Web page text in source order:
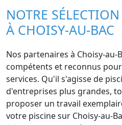
NOTRE
À CHOISY-AU-BAC
Nos partenaires à Choisy-au-
compétents et reconnus
services. Qu'il s'agisse de
d'entreprises plus grandes,
proposer un travail
votre piscine sur Choisy-au-